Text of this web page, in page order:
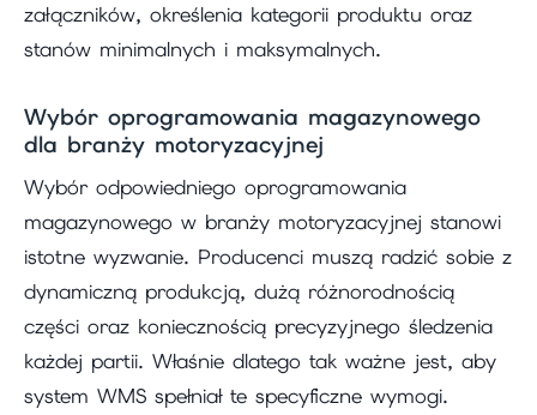
załączników, określenia kategorii produktu oraz
stanów minimalnych i maksymalnych.
Wybór oprogramowania magazynowego
dla branży motoryzacyjnej
Wybór odpowiedniego oprogramowania
magazynowego w branży motoryzacyjnej stanowi
istotne wyzwanie. Producenci muszą radzić sobie z
dynamiczną produkcją, dużą różnorodnością
części oraz koniecznością precyzyjnego śledzenia
każdej partii. Właśnie dlatego tak ważne jest, aby
system WMS spełniał te specyficzne wymogi.